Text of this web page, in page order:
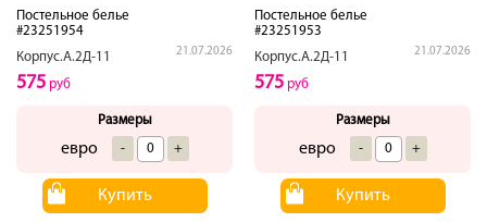
Постельное белье
#23251954
Корпус.А.2Д-11
21.07.2026
575 руб
Размеры
евро - +
Купить
Постельное белье
#23251953
Корпус.А.2Д-11
21.07.2026
575 руб
Размеры
евро - +
Купить